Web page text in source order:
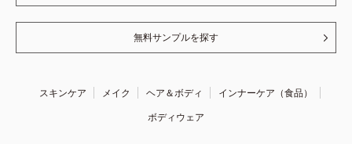
無料サンプルを探す
スキンケア メイク ヘア＆ボディ
インナーケア（食品）
ボディウェア